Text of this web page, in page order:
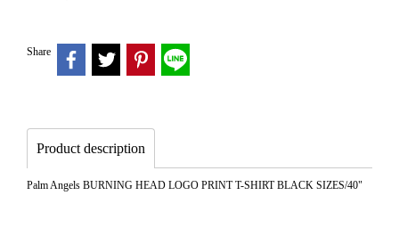
Share
Product description
Palm Angels BURNING HEAD LOGO PRINT T-SHIRT BLACK SIZES/40"